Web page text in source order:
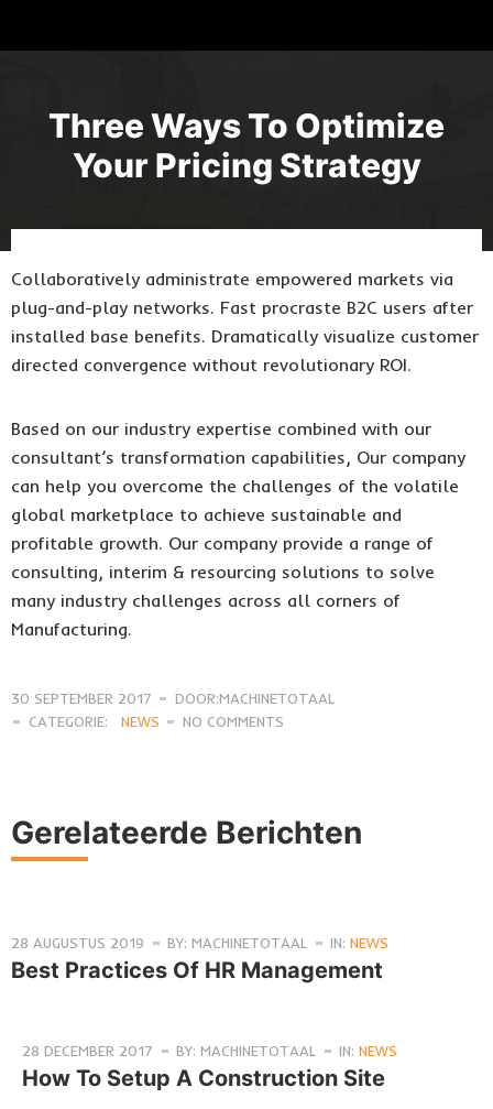
Three Ways To Optimize
Your Pricing Strategy
Collaboratively administrate empowered markets via
plug-and-play networks. Fast procraste B2C users after
installed base benefits. Dramatically visualize customer
directed convergence without revolutionary ROI.
Based on our industry expertise combined with our
consultant’s transformation capabilities, Our company
can help you overcome the challenges of the volatile
global marketplace to achieve sustainable and
profitable growth. Our company provide a range of
consulting, interim & resourcing solutions to solve
many industry challenges across all corners of
Manufacturing.
30 SEPTEMBER 2017
DOOR:MACHINETOTAAL
CATEGORIE:
NEWS NO COMMENTS
Gerelateerde Berichten
28 AUGUSTUS 2019 BY: MACHINETOTAAL IN: NEWS
Best Practices Of HR Management
28 DECEMBER 2017 BY: MACHINETOTAAL IN: NEWS
How To Setup A Construction Site